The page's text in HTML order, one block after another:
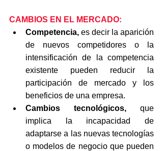
CAMBIOS EN EL MERCADO:
Competencia, es decir la aparición
de nuevos competidores o la
intensificación de la competencia
existente pueden reducir la
participación de mercado y los
beneficios de una empresa.
Cambios tecnológicos, que
implica la
incapacidad de
adaptarse a las nuevas tecnologías
o modelos de negocio que pueden